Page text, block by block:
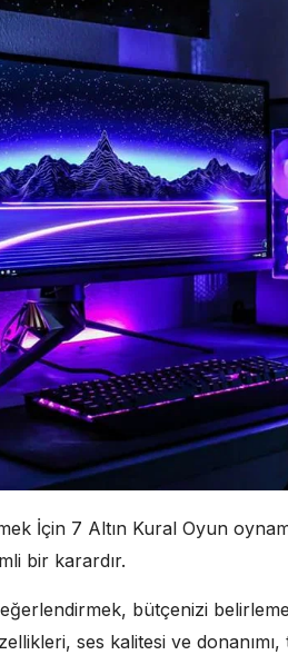
İçin 7 Altın Kural Oyun
bir karardır.
bütçenizi
ses kalitesi ve